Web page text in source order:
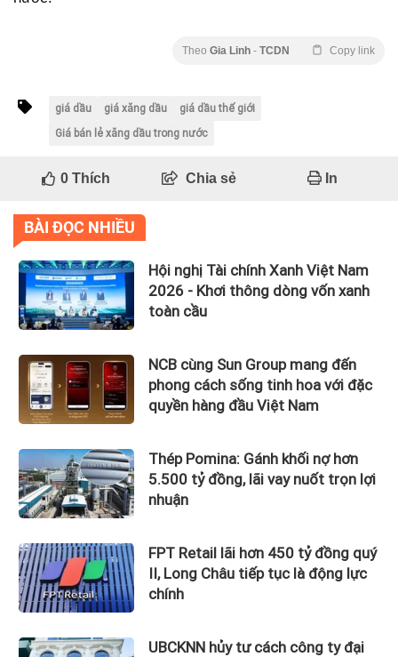
Theo Gia Linh - TCDN Copy link
giá dầu giá xăng dầu
giá dầu thế giới
Giá bán lẻ xăng dầu trong nước
0Thích Chia sẻ In
BÀI ĐỌC NHIỀU
Hội nghị Tài chính Xanh Việt Nam
2026 - Khơi thông dòng vốn xanh
toàn cầu
NCB cùng Sun Group mang đến
phong cách sống tinh hoa với đặc
quyền hàng đầu Việt Nam
Thép Pomina: Gánh khối nợ hơn
5.500 tỷ đồng, lãi vay nuốt trọn lợi
nhuận
FPT Retail lãi hơn 450 tỷ đồng quý
II, Long Châu tiếp tục là động lực
chính
UBCKNN hủy tư cách công ty đại